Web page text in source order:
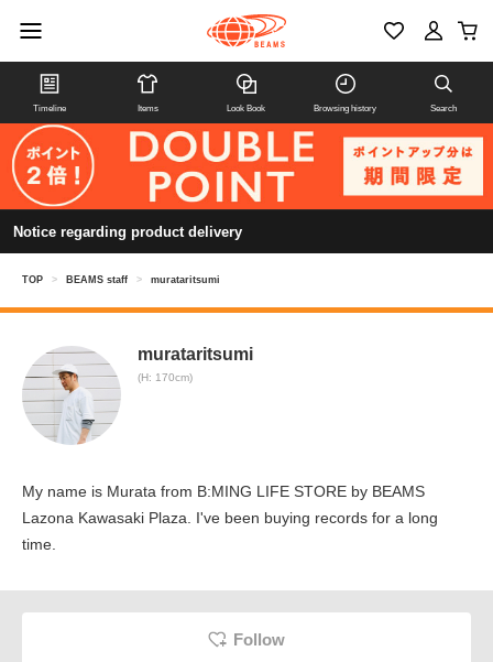
Timeline Items Look Book Browsing history Search
Notice regarding product delivery
TOP > BEAMS staff > murataritsumi
murataritsumi
(H: 170cm)
My name is Murata from B:MING LIFE STORE by BEAMS
Lazona Kawasaki Plaza. I've been buying records for a long
time.
Follow